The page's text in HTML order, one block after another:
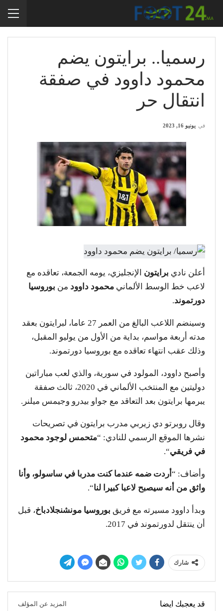
رسميا.. برايتون يضم
محمود داوود في صفقة
انتقال حر
في يونيو 16, 2023
أعلن نادي برايتون الإنجليزي، يومه الجمعة، تعاقده مع
لاعب خط الوسط الألماني محمود داوود من بوروسيا
دورتموند.
وسينضم اللاعب البالغ من العمر 27 عاما، لبرايتون بعقد
مدته أربعة مواسم، بداية من الأول من يوليو المقبل،
وذلك عقب انتهاء تعاقده مع بوروسيا دورتموند.
وأصبح داوود، المولود في سورية، والذي لعب مباراتين
دوليتين مع المنتخب الألماني في 2020، ثالث صفقة
يبرمها برايتون بعد التعاقد مع جواو بيدرو وجيمس ميلنر.
وقال روبرتو دي زيربي مدرب برايتون في تصريحات
نشرها الموقع الرسمي للنادي: “متحمس لوجود محمود
في فريقي“.
وأضاف: “ أردت ضمه عندما كنت مدربا في ساسولو، وأنا
واثق من أنه سيصبح لاعبا كبيرا لنا“.
وبدأ داوود مسيرته مع فريق بوروسيا مونشنجلادباخ، قبل
أن ينتقل لدورتموند في 2017.
شارك
قد يعجبك ايضا المزيد عن المؤلف